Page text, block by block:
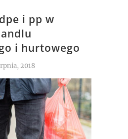
i pp w
i hurtowego
2018